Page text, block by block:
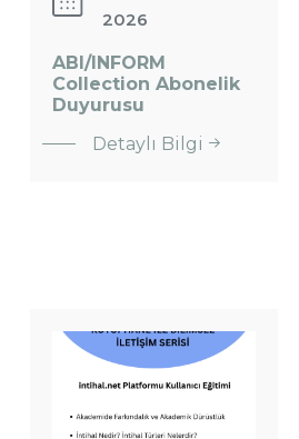
2026
ABI/INFORM
Collection Abonelik
Duyurusu
Detaylı Bilgi
:
ABI/INFORM
Kullanıcı
Arayüzü
Eğitimi